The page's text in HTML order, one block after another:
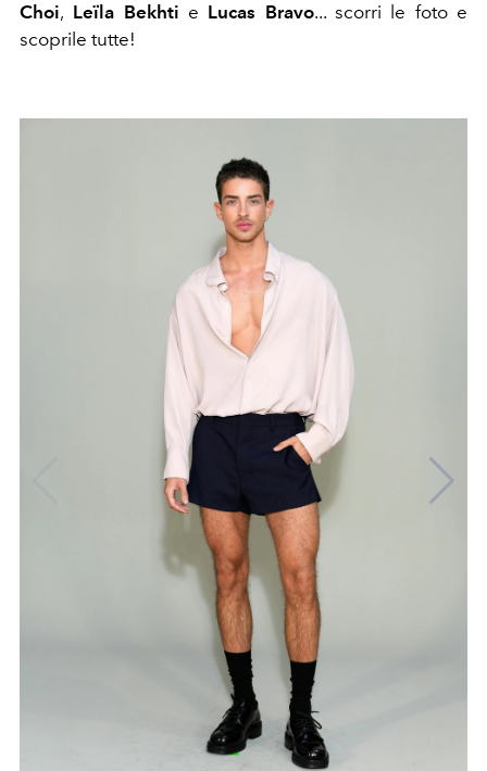
Choi, Leïla Bekhti e Lucas Bravo... scorri le foto e
scoprile tutte!